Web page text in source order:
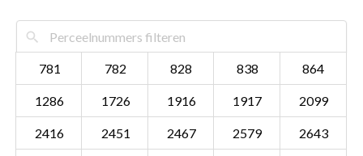
781 782 828 838 864
1286 1726 1916 1917 2099
2416 2451 2467 2579 2643